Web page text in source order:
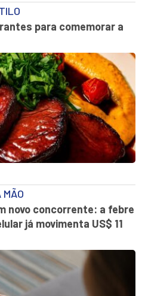
para comemorar a
novo concorrente: a febre
já movimenta US$ 11